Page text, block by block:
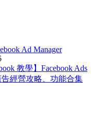
Ad Manager
教學】Facebook Ads
告經營攻略、功能合集